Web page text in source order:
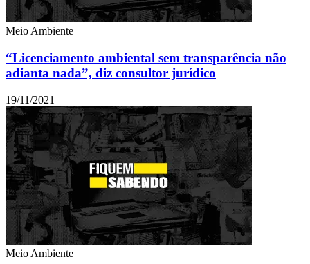
Meio Ambiente
“Licenciamento ambiental sem transparência não
adianta nada”, diz consultor jurídico
19/11/2021
Meio Ambiente